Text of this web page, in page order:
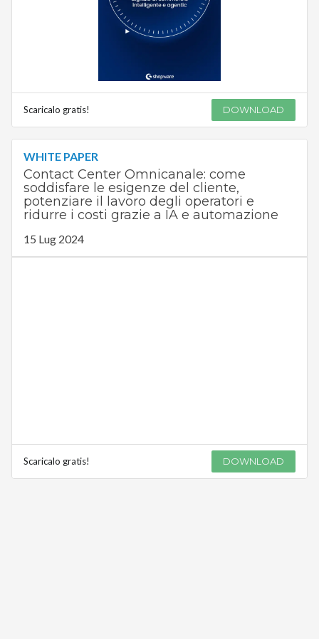
Scaricalo gratis! DOWNLOAD
WHITE PAPER
Contact Center Omnicanale: come
soddisfare le esigenze del cliente,
potenziare il lavoro degli operatori e
ridurre i costi grazie a IA e automazione
15 Lug 2024
Scaricalo gratis! DOWNLOAD